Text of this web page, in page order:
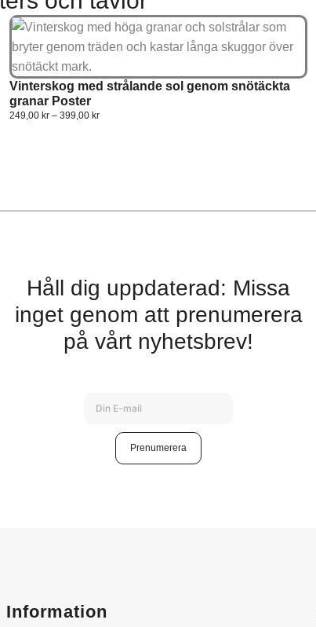
Vinterskog med strålande sol genom snötäckta
granar Poster
249,00 kr – 399,00 kr
Håll dig uppdaterad: Missa
inget genom att prenumerera
på vårt nyhetsbrev!
Prenumerera
Information